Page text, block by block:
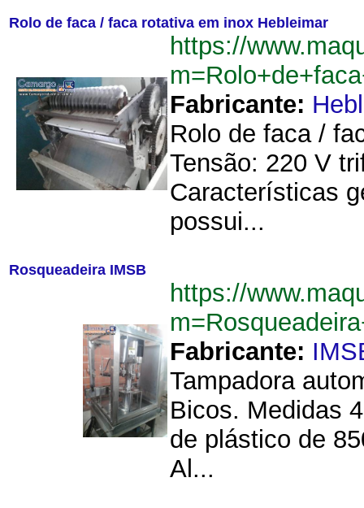
Rolo de faca / faca rotativa em inox Hebleimar
https://
Fabricante:
Rolo de faca /
Tensão: 220 V
Características
possui...
Rosqueadeira IMSB
https://
Fabricante:
Tampadora
Bicos. Medidas
de plástico de
Al...